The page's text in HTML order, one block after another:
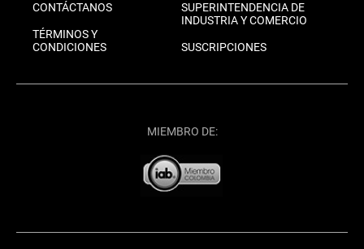
CONTÁCTANOS
TÉRMINOS Y
CONDICIONES
SUPERINTENDENCIA DE
INDUSTRIA Y COMERCIO
SUSCRIPCIONES
MIEMBRO DE: